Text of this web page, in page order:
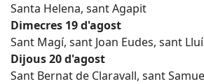
Santa Helena, sant Agapit
Dimecres 19 d'agost
Sant Magí, sant Joan Eudes, sant
Dijous 20 d'agost
Sant Bernat de Claravall, sant